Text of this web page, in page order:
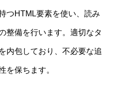
つHTML要素を使い、読み
整備を行います。適切なタ
内包しており、不必要な追
を保ちます。